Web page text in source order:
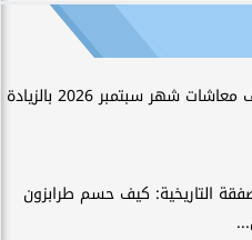
موعد وصرف معاشات شهر سبتمبر 2026 بالزيادة
التاريخية: كيف حسم طرابزون